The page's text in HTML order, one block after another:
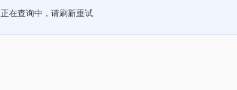
正在查询中，请刷新重试